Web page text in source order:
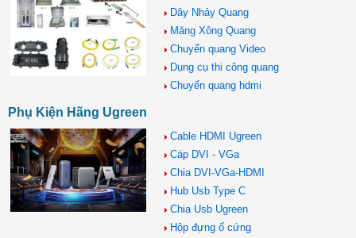
Dây Nhảy Quang
Măng Xông Quang
Chuyển quang Video
Dụng cụ thi công quang
Chuyển quang hdmi
Phụ Kiện Hãng Ugreen
Cable HDMI Ugreen
Cáp DVI - VGa
Chia DVI-VGa-HDMI
Hub Usb Type C
Chia Usb Ugreen
Hộp đựng ổ cứng